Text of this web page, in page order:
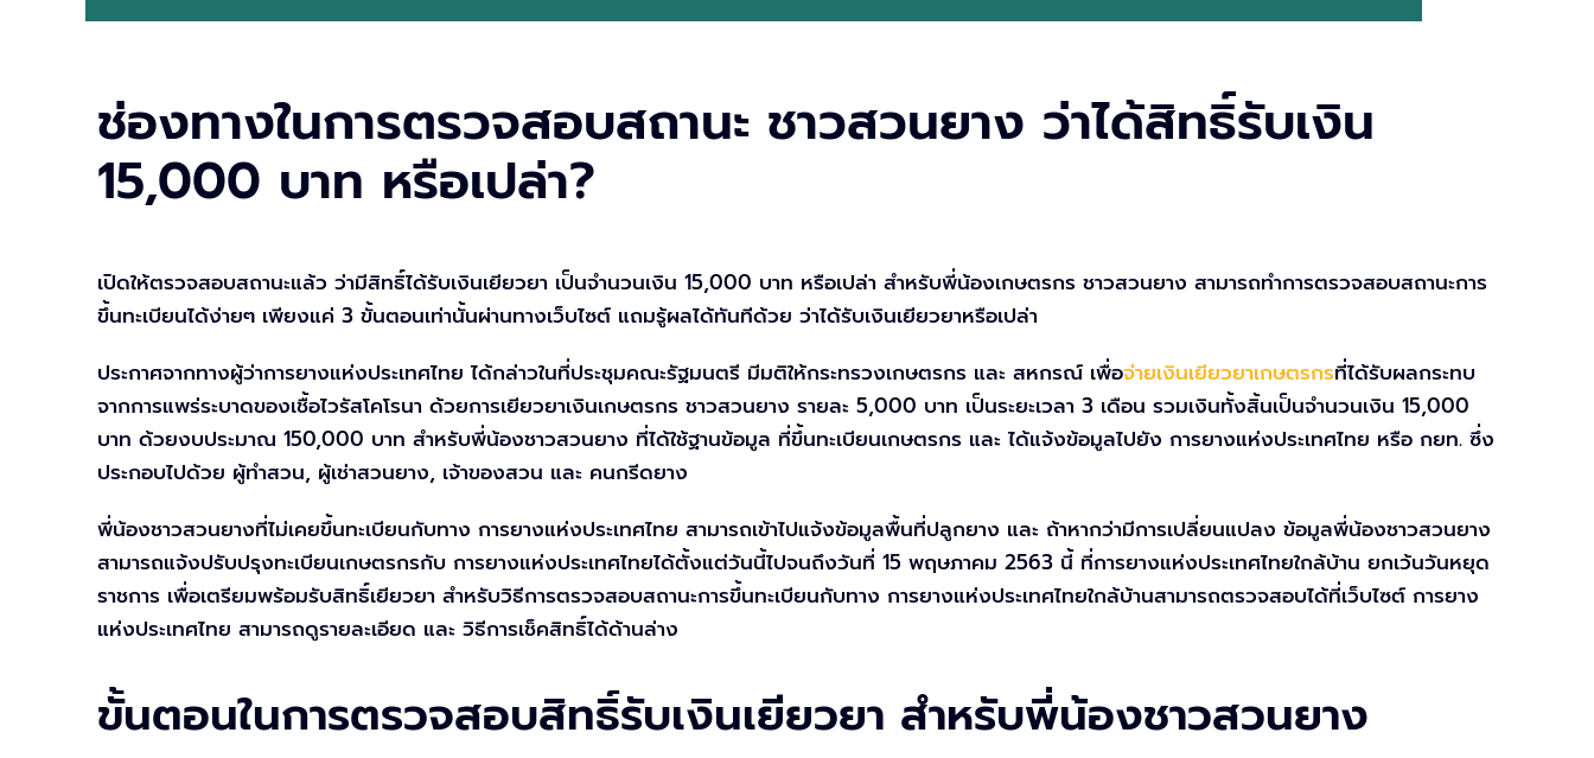
ช่องทางในการตรวจสอบสถานะ ชาวสวนยาง ว่าได้สิทธิ์รับเงิน
15,000 บาท หรือเปล่า?
เปิดให้ตรวจสอบสถานะแล้ว ว่ามีสิทธิ์ได้รับเงินเยียวยา เป็นจำนวนเงิน 15,000 บาท หรือเปล่า สำหรับพี่น้องเกษตรกร ชาวสวนยาง สามารถทำการตรวจสอบสถานะการ
ขึ้นทะเบียนได้ง่ายๆ เพียงแค่ 3 ขั้นตอนเท่านั้นผ่านทางเว็บไซต์ แถมรู้ผลได้ทันทีด้วย ว่าได้รับเงินเยียวยาหรือเปล่า
ประกาศจากทางผู้ว่าการยางแห่งประเทศไทย ได้กล่าวในที่ประชุมคณะรัฐมนตรี มีมติให้กระทรวงเกษตรกร และ สหกรณ์ เพื่อจ่ายเงินเยียวยาเกษตรกรที่ได้รับผลกระทบ
จากการแพร่ระบาดของเชื้อไวรัสโคโรนา ด้วยการเยียวยาเงินเกษตรกร ชาวสวนยาง รายละ 5,000 บาท เป็นระยะเวลา 3 เดือน รวมเงินทั้งสิ้นเป็นจำนวนเงิน 15,000
บาท ด้วยงบประมาณ 150,000 บาท สำหรับพี่น้องชาวสวนยาง ที่ได้ใช้ฐานข้อมูล ที่ขึ้นทะเบียนเกษตรกร และ ได้แจ้งข้อมูลไปยัง การยางแห่งประเทศไทย หรือ กยท. ซึ่ง
ประกอบไปด้วย ผู้ทำสวน, ผู้เช่าสวนยาง, เจ้าของสวน และ คนกรีดยาง
พี่น้องชาวสวนยางที่ไม่เคยขึ้นทะเบียนกับทาง การยางแห่งประเทศไทย สามารถเข้าไปแจ้งข้อมูลพื้นที่ปลูกยาง และ ถ้าหากว่ามีการเปลี่ยนแปลง ข้อมูลพี่น้องชาวสวนยาง
สามารถแจ้งปรับปรุงทะเบียนเกษตรกรกับ การยางแห่งประเทศไทยได้ตั้งแต่วันนี้ไปจนถึงวันที่ 15 พฤษภาคม 2563 นี้ ที่การยางแห่งประเทศไทยใกล้บ้าน ยกเว้นวันหยุด
ราชการ เพื่อเตรียมพร้อมรับสิทธิ์เยียวยา สำหรับวิธีการตรวจสอบสถานะการขึ้นทะเบียนกับทาง การยางแห่งประเทศไทยใกล้บ้านสามารถตรวจสอบได้ที่เว็บไซต์ การยาง
แห่งประเทศไทย สามารถดูรายละเอียด และ วิธีการเช็คสิทธิ์ได้ด้านล่าง
ขั้นตอนในการตรวจสอบสิทธิ์รับเงินเยียวยา สำหรับพี่น้องชาวสวนยาง